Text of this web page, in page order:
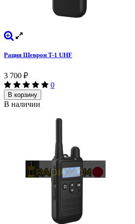
Рация Шеврон T-1 UHF
3 700 ₽
0
В корзину
В наличии